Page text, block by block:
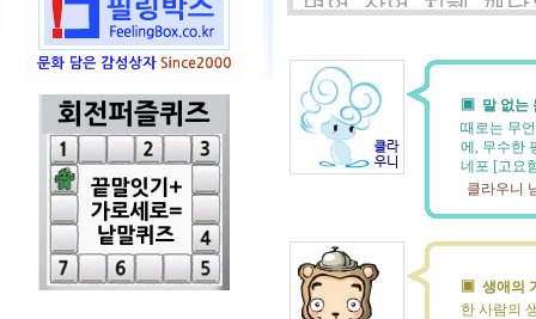
▣ 말 없는
때로는 무
에, 무수한
네포 [고요
클라우니
▣ 생애의
한 사람의